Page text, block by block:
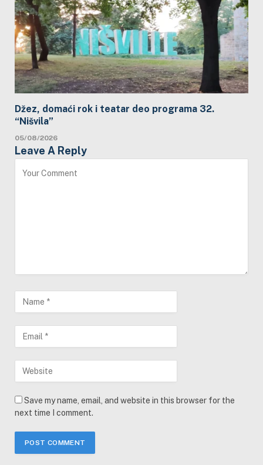
Džez, domaći rok i teatar deo programa 32.
“Nišvila”
05/08/2026
Leave A Reply
Save my name, email, and website in this browser for the
next time I comment.